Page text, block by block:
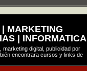
MARKETING
| INFORMATICA
digital, publicidad por
encontrara cursos y links de